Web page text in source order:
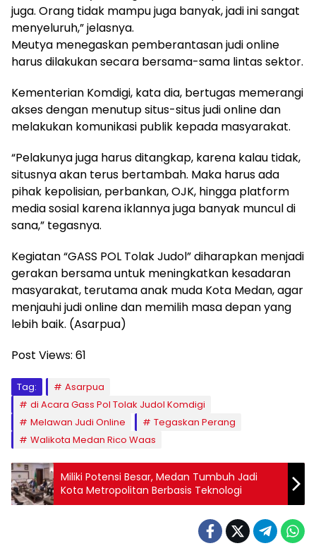
juga. Orang tidak mampu juga banyak, jadi ini sangat
menyeluruh,” jelasnya.
Meutya menegaskan pemberantasan judi online
harus dilakukan secara bersama-sama lintas sektor.
Kementerian Komdigi, kata dia, bertugas memerangi
akses dengan menutup situs-situs judi online dan
melakukan komunikasi publik kepada masyarakat.
“Pelakunya juga harus ditangkap, karena kalau tidak,
situsnya akan terus bertambah. Maka harus ada
pihak kepolisian, perbankan, OJK, hingga platform
media sosial karena iklannya juga banyak muncul di
sana,” tegasnya.
Kegiatan “GASS POL Tolak Judol” diharapkan menjadi
gerakan bersama untuk meningkatkan kesadaran
masyarakat, terutama anak muda Kota Medan, agar
menjauhi judi online dan memilih masa depan yang
lebih baik. (Asarpua)
Post Views: 61
Tag:
Asarpua
di Acara Gass Pol Tolak Judol Komdigi
Melawan Judi Online
Tegaskan Perang
Walikota Medan Rico Waas
Miliki Potensi Besar, Medan Tumbuh Jadi
Kota Metropolitan Berbasis Teknologi